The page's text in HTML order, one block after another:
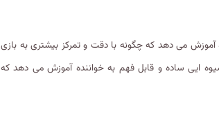
شطرنج) به خواننده آموزش می دهد که چگونه با دقت و تمرکز بیشتری به بازی
ایی ساده و قابل فهم به خواننده آموزش می دهد که